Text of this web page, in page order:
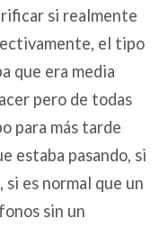
si realmente
el tipo
que era media
pero de todas
para más tarde
estaba pasando, si
es normal que un
sin un